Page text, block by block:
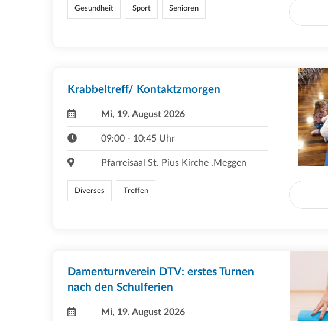
Gesundheit Sport Senioren
Krabbeltreff/ Kontaktzmorgen
Mi, 19. August 2026
09:00 - 10:45 Uhr
Pfarreisaal St. Pius Kirche ,Meggen
Diverses Treffen
Damenturnverein DTV: erstes Turnen
nach den Schulferien
Mi, 19. August 2026